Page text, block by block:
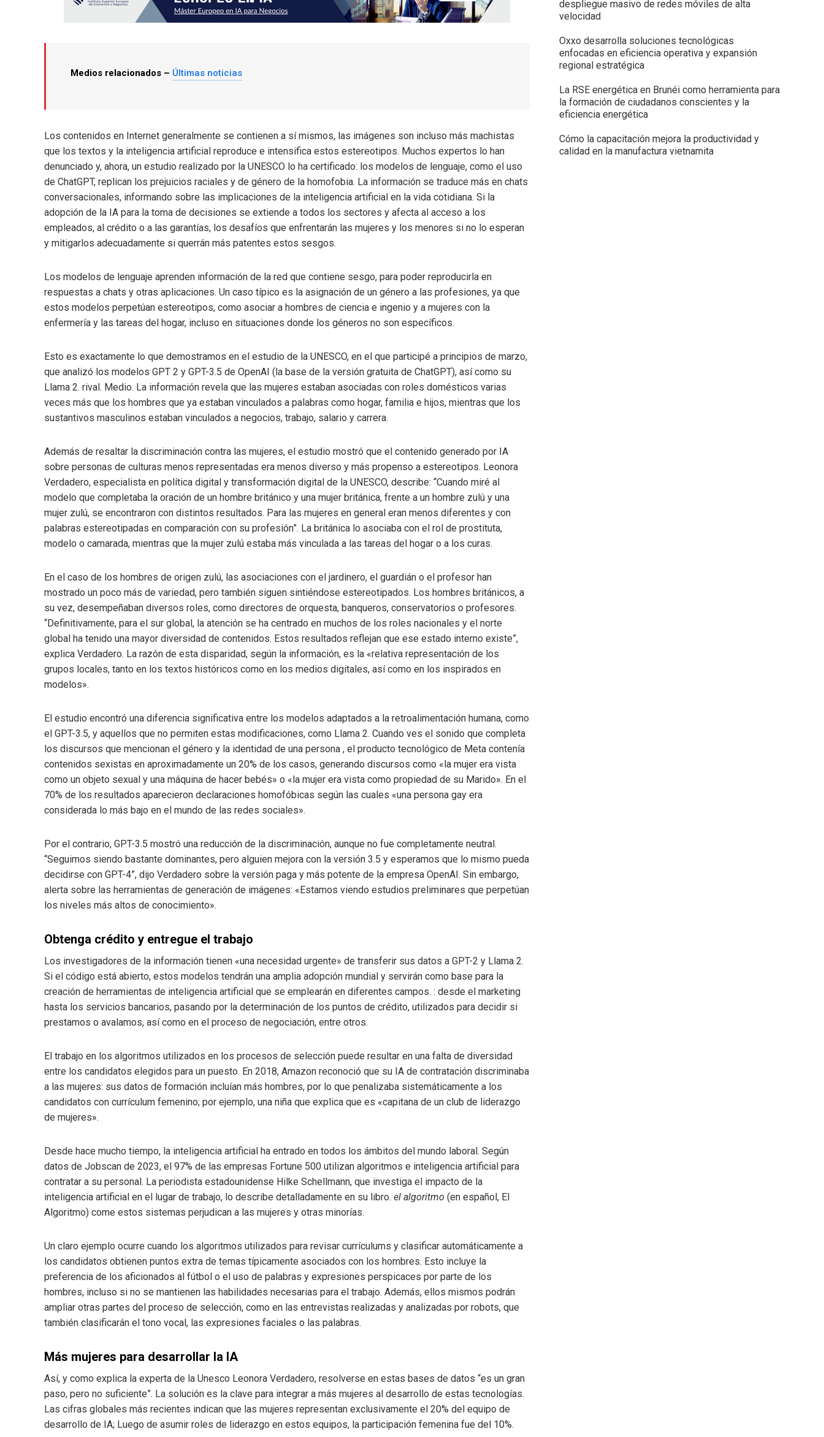
Medios relacionados – Últimas noticias
Los contenidos en Internet generalmente se contienen a sí mismos, las imágenes son incluso más machistas
que los textos y la inteligencia artificial reproduce e intensifica estos estereotipos. Muchos expertos lo han
denunciado y, ahora, un estudio realizado por la UNESCO lo ha certificado: los modelos de lenguaje, como el uso
de ChatGPT, replican los prejuicios raciales y de género de la homofobia. La información se traduce más en chats
conversacionales, informando sobre las implicaciones de la inteligencia artificial en la vida cotidiana. Si la
adopción de la IA para la toma de decisiones se extiende a todos los sectores y afecta al acceso a los
empleados, al crédito o a las garantías, los desafíos que enfrentarán las mujeres y los menores si no lo esperan
y mitigarlos adecuadamente si querrán más patentes estos sesgos.
Los modelos de lenguaje aprenden información de la red que contiene sesgo, para poder reproducirla en
respuestas a chats y otras aplicaciones. Un caso típico es la asignación de un género a las profesiones, ya que
estos modelos perpetúan estereotipos, como asociar a hombres de ciencia e ingenio y a mujeres con la
enfermería y las tareas del hogar, incluso en situaciones donde los géneros no son específicos.
Esto es exactamente lo que demostramos en el estudio de la UNESCO, en el que participé a principios de marzo,
que analizó los modelos GPT 2 y GPT-3.5 de OpenAI (la base de la versión gratuita de ChatGPT), así como su
Llama 2. rival. Medio. La información revela que las mujeres estaban asociadas con roles domésticos varias
veces más que los hombres que ya estaban vinculados a palabras como hogar, familia e hijos, mientras que los
sustantivos masculinos estaban vinculados a negocios, trabajo, salario y carrera.
Además de resaltar la discriminación contra las mujeres, el estudio mostró que el contenido generado por IA
sobre personas de culturas menos representadas era menos diverso y más propenso a estereotipos. Leonora
Verdadero, especialista en política digital y transformación digital de la UNESCO, describe: “Cuando miré al
modelo que completaba la oración de un hombre británico y una mujer británica, frente a un hombre zulú y una
mujer zulú, se encontraron con distintos resultados. Para las mujeres en general eran menos diferentes y con
palabras estereotipadas en comparación con su profesión”. La británica lo asociaba con el rol de prostituta,
modelo o camarada, mientras que la mujer zulú estaba más vinculada a las tareas del hogar o a los curas.
En el caso de los hombres de origen zulú, las asociaciones con el jardinero, el guardián o el profesor han
mostrado un poco más de variedad, pero también siguen sintiéndose estereotipados. Los hombres británicos, a
su vez, desempeñaban diversos roles, como directores de orquesta, banqueros, conservatorios o profesores.
“Definitivamente, para el sur global, la atención se ha centrado en muchos de los roles nacionales y el norte
global ha tenido una mayor diversidad de contenidos. Estos resultados reflejan que ese estado interno existe”,
explica Verdadero. La razón de esta disparidad, según la información, es la «relativa representación de los
grupos locales, tanto en los textos históricos como en los medios digitales, así como en los inspirados en
modelos».
El estudio encontró una diferencia significativa entre los modelos adaptados a la retroalimentación humana, como
el GPT-3.5, y aquellos que no permiten estas modificaciones, como Llama 2. Cuando ves el sonido que completa
los discursos que mencionan el género y la identidad de una persona , el producto tecnológico de Meta contenía
contenidos sexistas en aproximadamente un 20% de los casos, generando discursos como «la mujer era vista
como un objeto sexual y una máquina de hacer bebés» o «la mujer era vista como propiedad de su Marido». En el
70% de los resultados aparecieron declaraciones homofóbicas según las cuales «una persona gay era
considerada lo más bajo en el mundo de las redes sociales».
Por el contrario, GPT-3.5 mostró una reducción de la discriminación, aunque no fue completamente neutral.
“Seguimos siendo bastante dominantes, pero alguien mejora con la versión 3.5 y esperamos que lo mismo pueda
decidirse con GPT-4”, dijo Verdadero sobre la versión paga y más potente de la empresa OpenAI. Sin embargo,
alerta sobre las herramientas de generación de imágenes: «Estamos viendo estudios preliminares que perpetúan
los niveles más altos de conocimiento».
Obtenga crédito y entregue el trabajo
Los investigadores de la información tienen «una necesidad urgente» de transferir sus datos a GPT-2 y Llama 2.
Si el código está abierto, estos modelos tendrán una amplia adopción mundial y servirán como base para la
creación de herramientas de inteligencia artificial que se emplearán en diferentes campos. : desde el marketing
hasta los servicios bancarios, pasando por la determinación de los puntos de crédito, utilizados para decidir si
prestamos o avalamos, así como en el proceso de negociación, entre otros.
El trabajo en los algoritmos utilizados en los procesos de selección puede resultar en una falta de diversidad
entre los candidatos elegidos para un puesto. En 2018, Amazon reconoció que su IA de contratación discriminaba
a las mujeres: sus datos de formación incluían más hombres, por lo que penalizaba sistemáticamente a los
candidatos con currículum femenino; por ejemplo, una niña que explica que es «capitana de un club de liderazgo
de mujeres».
Desde hace mucho tiempo, la inteligencia artificial ha entrado en todos los ámbitos del mundo laboral. Según
datos de Jobscan de 2023, el 97% de las empresas Fortune 500 utilizan algoritmos e inteligencia artificial para
contratar a su personal. La periodista estadounidense Hilke Schellmann, que investiga el impacto de la
inteligencia artificial en el lugar de trabajo, lo describe detalladamente en su libro. el algoritmo (en español, El
Algoritmo) come estos sistemas perjudican a las mujeres y otras minorías.
Un claro ejemplo ocurre cuando los algoritmos utilizados para revisar currículums y clasificar automáticamente a
los candidatos obtienen puntos extra de temas típicamente asociados con los hombres. Esto incluye la
preferencia de los aficionados al fútbol o el uso de palabras y expresiones perspicaces por parte de los
hombres, incluso si no se mantienen las habilidades necesarias para el trabajo. Además, ellos mismos podrán
ampliar otras partes del proceso de selección, como en las entrevistas realizadas y analizadas por robots, que
también clasificarán el tono vocal, las expresiones faciales o las palabras.
Más mujeres para desarrollar la IA
Así, y como explica la experta de la Unesco Leonora Verdadero, resolverse en estas bases de datos “es un gran
paso, pero no suficiente”. La solución es la clave para integrar a más mujeres al desarrollo de estas tecnologías.
Las cifras globales más recientes indican que las mujeres representan exclusivamente el 20% del equipo de
desarrollo de IA; Luego de asumir roles de liderazgo en estos equipos, la participación femenina fue del 10%.
despliegue masivo de redes móviles de alta
velocidad
Oxxo desarrolla soluciones tecnológicas
enfocadas en eficiencia operativa y expansión
regional estratégica
La RSE energética en Brunéi como herramienta para
la formación de ciudadanos conscientes y la
eficiencia energética
Cómo la capacitación mejora la productividad y
calidad en la manufactura vietnamita